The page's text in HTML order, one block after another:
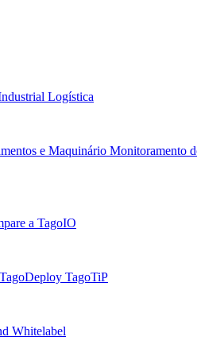
Logística
e Maquinário Monitoramento
a TagoIO
TagoDeploy TagoTiP
Whitelabel